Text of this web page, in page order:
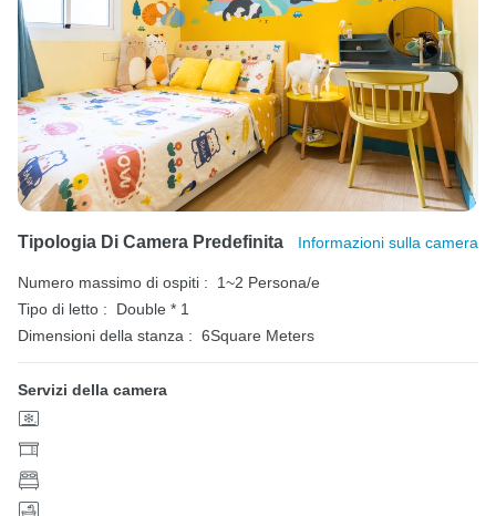
Tipologia Di Camera Predefinita Informazioni sulla camera
Numero massimo di ospiti :
1~2 Persona/e
Tipo di letto :
Double * 1
Dimensioni della stanza : 6Square Meters
Servizi della camera